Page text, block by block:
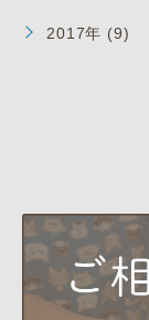
2017年 (9)